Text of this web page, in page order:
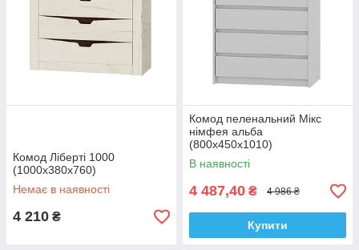
Комод Ліберті 1000
(1000х380х760)
Немає в наявності
4 210 ₴
Комод пеленальний Мікс
німфея альба
(800х450х1010)
В наявності
4 487,40 ₴ 4 986 ₴
Купити